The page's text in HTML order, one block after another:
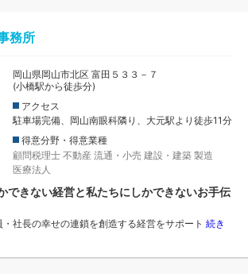
務所
岡山県岡山市北区 富田５３３－７
(小橋駅から徒歩分)
アクセス
駐車場完備、岡山南眼科隣り、大元駅より徒歩11分
得意分野・得意業種
顧問税理士 不動産 流通・小売 建設・建築 製造
医療法人
できない経営と私たちにしかできないお手伝
社長の幸せの連鎖を創造する経営をサポート 続き